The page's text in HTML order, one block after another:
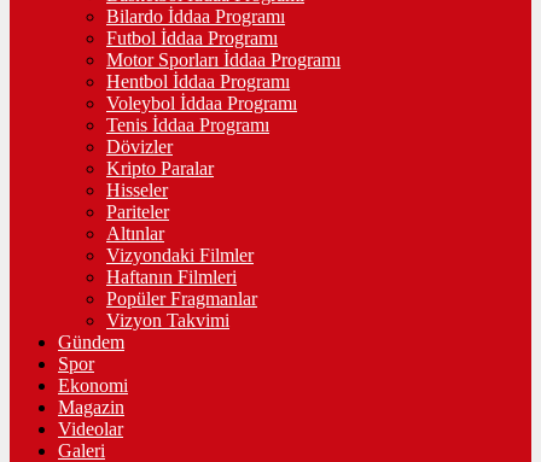
Bilardo İddaa Programı
Futbol İddaa Programı
Motor Sporları İddaa Programı
Hentbol İddaa Programı
Voleybol İddaa Programı
Tenis İddaa Programı
Dövizler
Kripto Paralar
Hisseler
Pariteler
Altınlar
Vizyondaki Filmler
Haftanın Filmleri
Popüler Fragmanlar
Vizyon Takvimi
Gündem
Spor
Ekonomi
Magazin
Videolar
Galeri